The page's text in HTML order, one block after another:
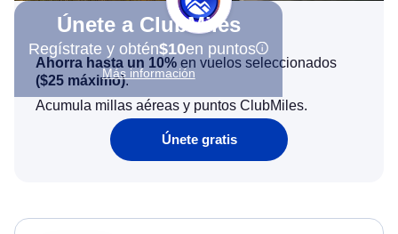
Únete a ClubMiles
Regístrate y obtén$10en puntos
Más información
Ahorra hasta un 10% en vuelos seleccionados
($25 máximo).
Acumula millas aéreas y puntos ClubMiles.
Únete gratis